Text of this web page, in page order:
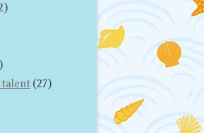
talent (27)